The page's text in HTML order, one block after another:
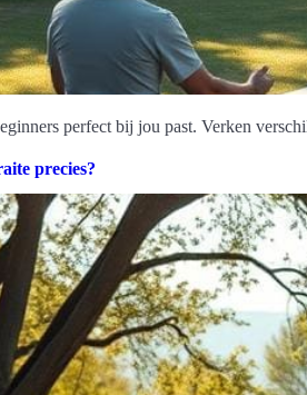
perfect bij jou past. Verken
precies?